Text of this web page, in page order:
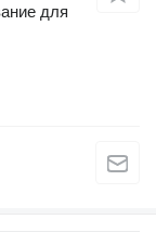
для